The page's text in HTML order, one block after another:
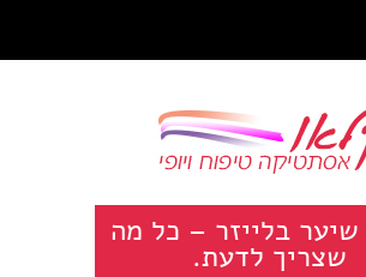
בלייזר – כל מה
שצריך לדעת.